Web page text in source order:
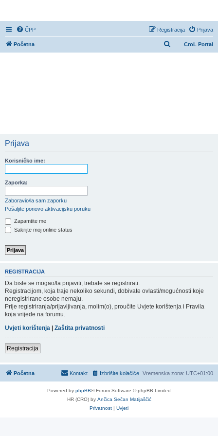
ČPP Prijava
Registracija
CroL Portal
Početna
Prijava
Korisničko ime:
Zaporka:
Zaboravio/la sam zaporku
Pošaljite ponovo aktivacijsku poruku
Zapamtite me
Sakrijte moj online status
REGISTRACIJA
Da biste se mogao/la prijaviti, trebate se registrirati.
Registracijom, koja traje nekoliko sekundi, dobivate ovlasti/mogućnosti koje
neregistrirane osobe nemaju.
Prije registriranja/prijavljivanja, molim(o), proučite Uvjete korištenja i Pravila
koja vrijede na forumu.
Uvjeti korištenja | Zaštita privatnosti
Registracija
Početna Vremenska zona: UTC+01:00
Izbrišite kolačiće
Kontakt
Powered by phpBB® Forum Software © phpBB Limited
HR (CRO) by Ančica Sečan Matijaščić
Privatnost | Uvjeti